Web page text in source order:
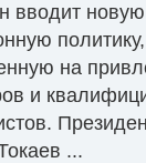
вводит новую
политику,
на
и
...